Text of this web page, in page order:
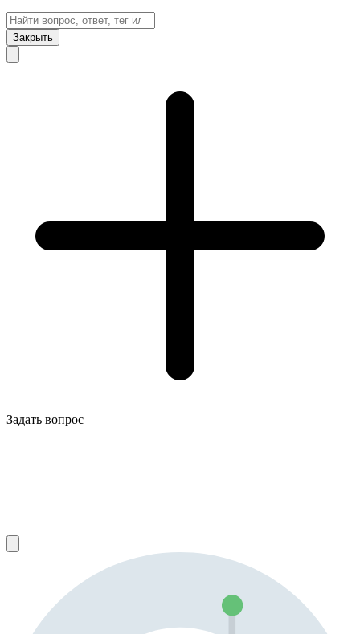
Закрыть
Задать вопрос